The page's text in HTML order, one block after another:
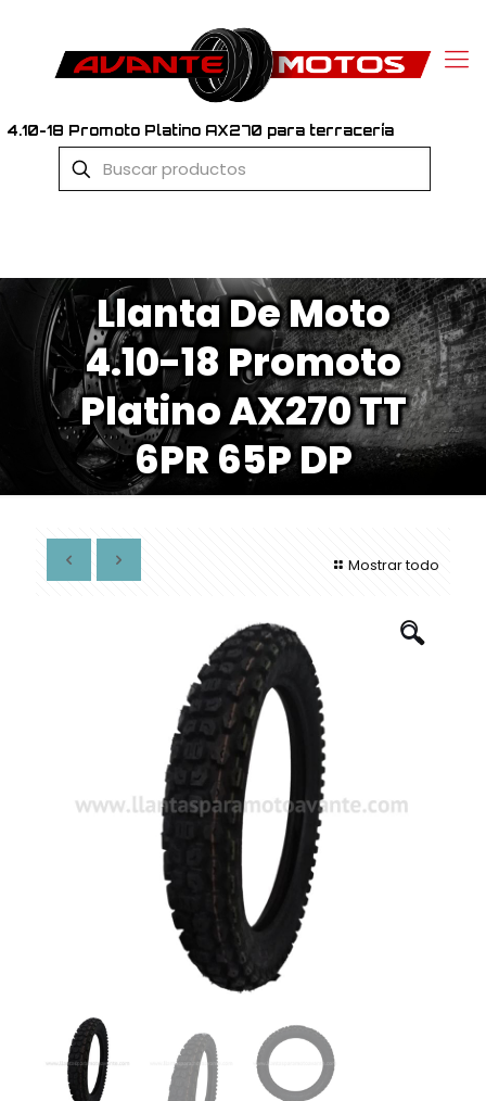
4.10-18 Promoto Platino AX270 para terracería
Llanta De Moto
4.10-18 Promoto
Platino AX270 TT
6PR 65P DP
Mostrar todo
🔍